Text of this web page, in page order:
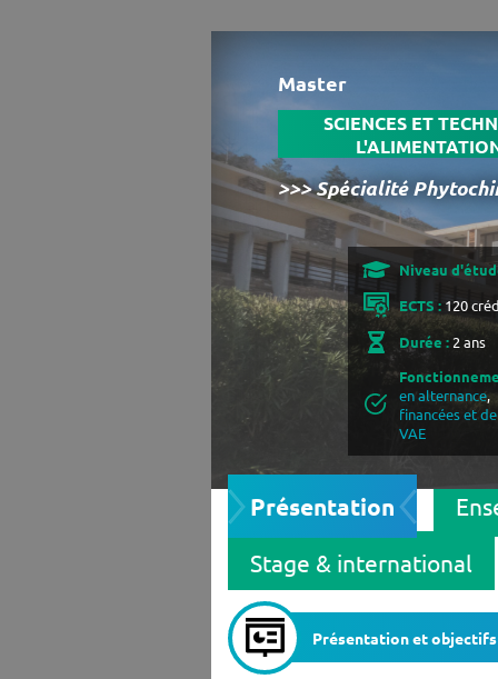
Master
SCIENCES ET
>>> Spécialité
Niveau
ECTS :120
Durée :2 ans
en alternance,
financées et
VAE
Présentation
Stage & international
Présentation et objectifs